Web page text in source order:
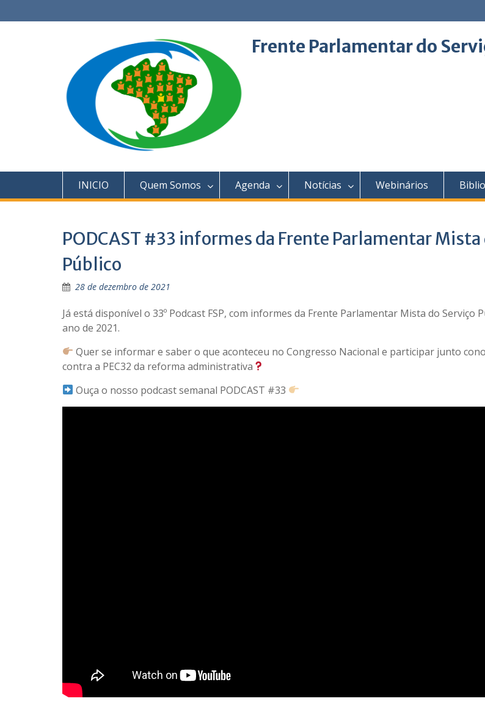
to
Frente Parlamentar do
INICIO Quem Somos Agenda Notícias Webinários
PODCAST #33 informes da Frente Parlamentar Mista
Público
28 de dezembro de 2021
Já está disponível o 33º Podcast FSP, com informes da Frente Parlamentar Mista do Serviço
ano de 2021.
Quer se informar e saber o que aconteceu no Congresso Nacional e participar junto
contra a PEC32 da reforma administrativa
Ouça o nosso podcast semanal PODCAST #33